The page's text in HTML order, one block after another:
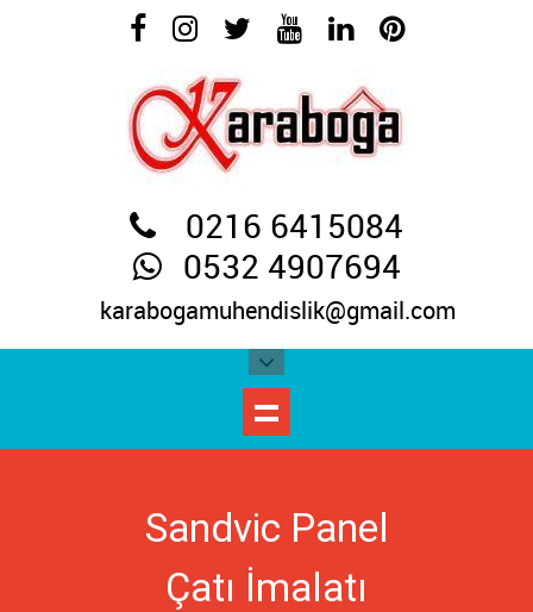
0216 6415084
0532 4907694
karabogamuhendislik@gmail.com
Sandvic Panel
Çatı İmalatı